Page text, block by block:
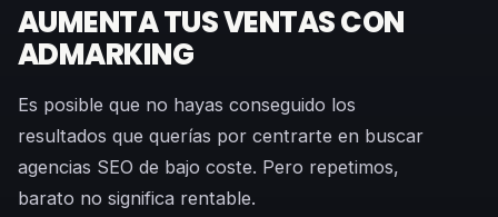
AUMENTA TUS VENTAS CON
ADMARKING
Es posible que no hayas conseguido los
resultados que querías por centrarte en buscar
agencias SEO de bajo coste. Pero repetimos,
barato no significa rentable.